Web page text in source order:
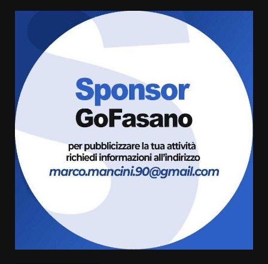
cittadina di Fratelli d’Italia,
pronta a tornare in Consiglio
comunale
6 Agosto 2026 08:00
Cura dei beni comuni e
cittadinanza attiva: online
l’avviso per la gestione
condivisa della Villetta di
Laureto
La magia del Minareto e la prima
assoluta de “L’Albergo
Belvedere. Il rapimento”
6 Agosto 2026 06:15
“I Contestatori: Musica di
Rivoluzione”: nuovo
appuntamento con “Fasano in